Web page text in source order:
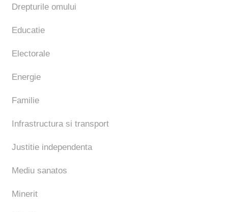
Drepturile omului
Educatie
Electorale
Energie
Familie
Infrastructura si transport
Justitie independenta
Mediu sanatos
Minerit